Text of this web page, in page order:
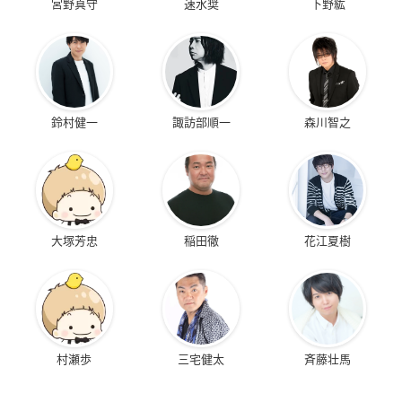
宮野真守 速水奨 下野紘
鈴村健一 諏訪部順一 森川智之
大塚芳忠 稲田徹 花江夏樹
村瀬歩 三宅健太 斉藤壮馬